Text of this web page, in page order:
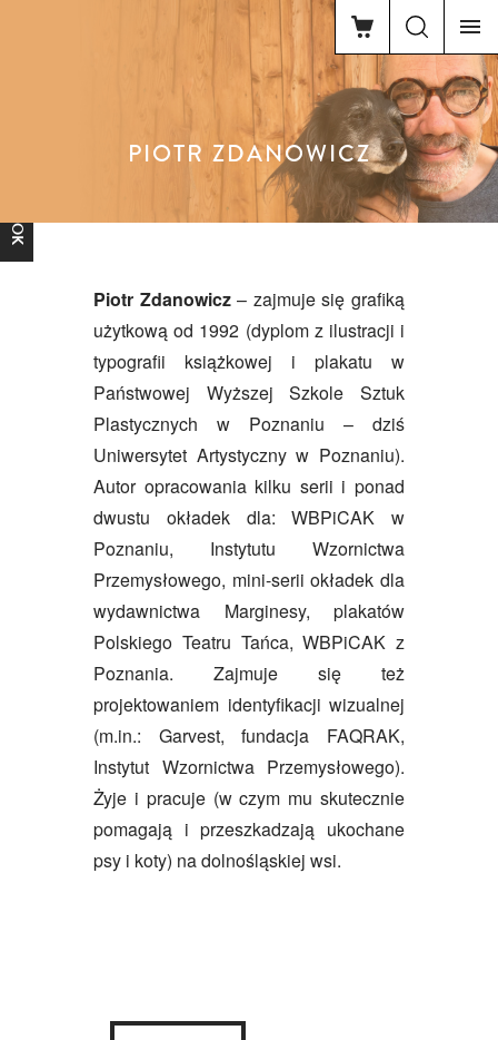
PIOTR ZDANOWICZ
FACEBOOK
Piotr Zdanowicz– zajmuje się grafiką
użytkową od 1992 (dyplom z ilustracji i
typografii książkowej i plakatu w
Państwowej Wyższej Szkole Sztuk
Plastycznych w Poznaniu – dziś
Uniwersytet Artystyczny w Poznaniu).
Autor opracowania kilku serii i ponad
dwustu okładek dla: WBPiCAK w
Poznaniu, Instytutu Wzornictwa
Przemysłowego, mini-serii okładek dla
wydawnictwa Marginesy, plakatów
Polskiego Teatru Tańca, WBPiCAK z
Poznania. Zajmuje się też
projektowaniem identyfikacji wizualnej
(m.in.: Garvest, fundacja FAQRAK,
Instytut Wzornictwa Przemysłowego).
Żyje i pracuje (w czym mu skutecznie
pomagają i przeszkadzają ukochane
psy i koty) na dolnośląskiej wsi.